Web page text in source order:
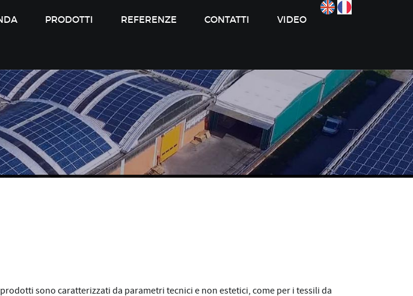
PRODOTTI REFERENZE CONTATTI VIDEO
sono caratterizzati da parametri tecnici e non estetici, come per i tessili da